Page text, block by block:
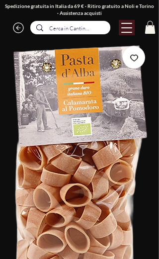
Spedizione gratuita in Italia da 69 € · Ritiro gratuito a Noli e Torino
·Assistenza acquisti